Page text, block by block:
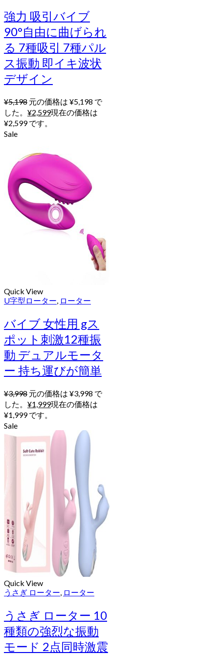
強力 吸引バイブ
90°自由に曲げられ
る 7種吸引 7種パル
ス振動 即イキ波状
デザイン
¥5,198 元の価格は ¥5,198 で
した。 ¥2,599現在の価格は
¥2,599 です。
Sale
Quick View
U字型ローター, ローター
バイブ 女性用 gス
ポット刺激12種振
動 デュアルモータ
ー 持ち運びが簡単
¥3,998 元の価格は ¥3,998 で
した。 ¥1,999現在の価格は
¥1,999 です。
Sale
Quick View
うさぎ ローター, ローター
うさぎ ローター 10
種類の強烈な振動
モード 2点同時激震